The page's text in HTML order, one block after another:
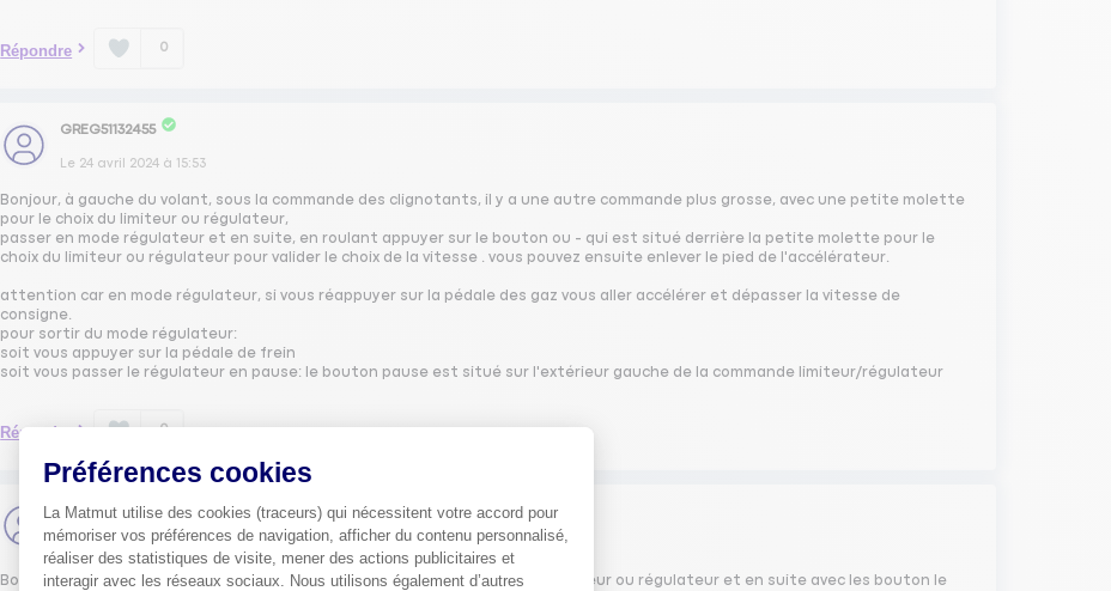
Répondre 0
GREG51132455
Le 24 avril 2024 à 15:53
Bonjour, à gauche du volant, sous la commande des clignotants, il y a une autre commande plus grosse, avec une petite molette
pour le choix du limiteur ou régulateur,
passer en mode régulateur et en suite, en roulant appuyer sur le bouton ou - qui est situé derrière la petite molette pour le
choix du limiteur ou régulateur pour valider le choix de la vitesse . vous pouvez ensuite enlever le pied de l'accélérateur.
attention car en mode régulateur, si vous réappuyer sur la pédale des gaz vous aller accélérer et dépasser la vitesse de
consigne.
pour sortir du mode régulateur:
soit vous appuyer sur la pédale de frein
soit vous passer le régulateur en pause: le bouton pause est situé sur l'extérieur gauche de la commande limiteur/régulateur
Répondre 0
GLBR46534426
Le24 avril 2024à14:07
Bonjour à gauche du volant sous la manette une molette pour le choix du limiteur ou régulateur et en suite avec les bouton le
Préférences cookies
La Matmut utilise des cookies (traceurs) qui nécessitent votre accord pour
mémoriser vos préférences de navigation, afficher du contenu personnalisé,
réaliser des statistiques de visite, mener des actions publicitaires et
interagir avec les réseaux sociaux. Nous utilisons également d’autres